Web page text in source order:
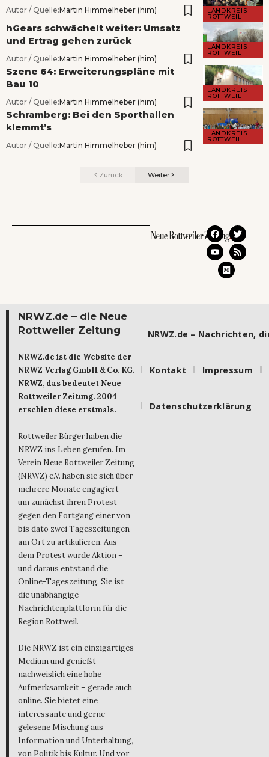
LANDKREIS
ROTTWEIL
Autor / Quelle:Martin Himmelheber (him)
LANDKREIS
ROTTWEIL
hGears schwächelt weiter: Umsatz
und Ertrag gehen zurück
Autor / Quelle:Martin Himmelheber (him)
LANDKREIS
ROTTWEIL
Szene 64: Erweiterungspläne mit
Bau 10
Autor / Quelle:Martin Himmelheber (him)
LANDKREIS
ROTTWEIL
Schramberg: Bei den Sporthallen
klemmt’s
Autor / Quelle:Martin Himmelheber (him)
Zurück Weiter
NRWZ.de – die Neue
Rottweiler Zeitung
NRWZ.de ist die Website der
NRWZ Verlag GmbH & Co. KG.
NRWZ, das bedeutet Neue
Rottweiler Zeitung. 2004
erschien diese erstmals.
Rottweiler Bürger haben die
NRWZ ins Leben gerufen. Im
Verein Neue Rottweiler Zeitung
(NRWZ) e.V. haben sie sich über
mehrere Monate engagiert –
um zunächst ihren Protest
gegen den Fortgang einer von
bis dato zwei Tageszeitungen
am Ort zu artikulieren. Aus
dem Protest wurde Aktion –
und daraus entstand die
Online-Tageszeitung. Sie ist
die unabhängige
Nachrichtenplattform für die
Region Rottweil.
Die NRWZ ist ein einzigartiges
Medium und genießt
nachweislich eine hohe
Aufmerksamkeit – gerade auch
online. Sie bietet eine
interessante und gerne
gelesene Mischung aus
Information und Unterhaltung,
von Politik bis Kultur. Und vor
NRWZ.de – Nachrichten,
Kontakt Impressum
Datenschutzerklärung